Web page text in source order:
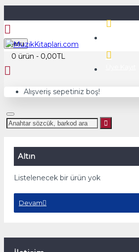
Menu
0 ürün - 0,00TL
Alışveriş sepetiniz boş!
Altın
Listelenecek bir ürün yok
Devam